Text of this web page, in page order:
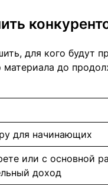
для кого будут
материала до
для начинающих
или с основной
доход